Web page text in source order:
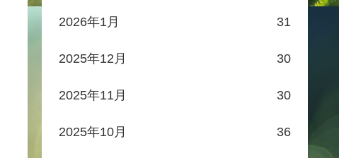
2026年1月 31
2025年12月 30
2025年11月 30
2025年10月 36